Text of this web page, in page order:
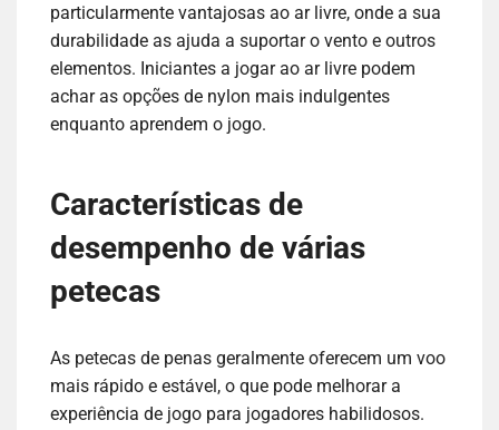
particularmente vantajosas ao ar livre, onde a sua
durabilidade as ajuda a suportar o vento e outros
elementos. Iniciantes a jogar ao ar livre podem
achar as opções de nylon mais indulgentes
enquanto aprendem o jogo.
Características de
desempenho de várias
petecas
As petecas de penas geralmente oferecem um voo
mais rápido e estável, o que pode melhorar a
experiência de jogo para jogadores habilidosos.